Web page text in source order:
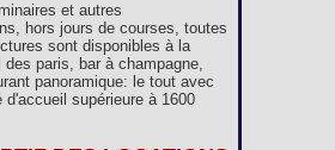
et autres
hors jours de courses, toutes
sont disponibles à la
des paris, bar à champagne,
panoramique: le tout avec
d'accueil supérieure à 1600